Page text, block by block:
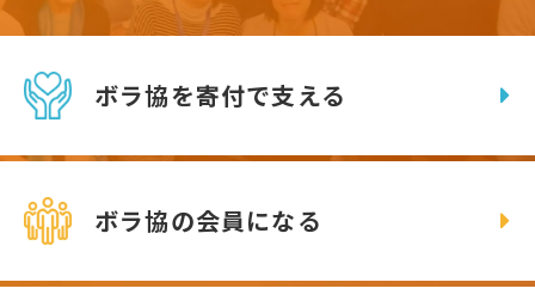
ボラ協を寄付で支える
ボラ協の会員になる